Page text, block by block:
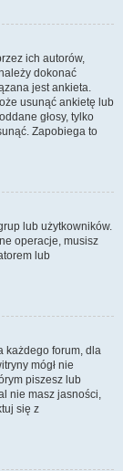
ich autorów,
dokonać
jest ankieta.
usunąć ankietę lub
głosy, tylko
Zapobiega to
lub użytkowników.
operacje, musisz
lub
każdego forum, dla
mógł nie
piszesz lub
nie masz jasności,
się z